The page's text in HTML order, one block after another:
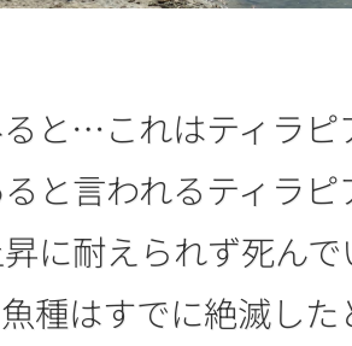
と…これはティラピ
と言われるティラ
に耐えられず死ん
種はすでに絶滅し